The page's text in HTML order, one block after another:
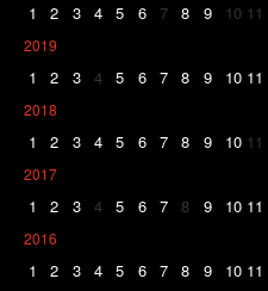
1 2 3 4 5 6 7 8 9 10 11
2019
1 2 3 4 5 6 7 8 9 10 11
2018
1 2 3 4 5 6 7 8 9 10 11
2017
1 2 3 4 5 6 7 8 9 10 11
2016
1 2 3 4 5 6 7 8 9 10 11